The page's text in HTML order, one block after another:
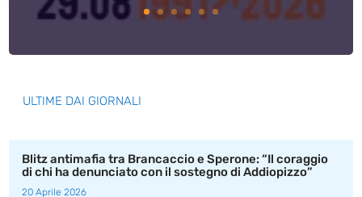
ULTIME DAI GIORNALI
Blitz antimafia tra Brancaccio e Sperone: “Il coraggio
di chi ha denunciato con il sostegno di Addiopizzo”
20 Aprile 2026